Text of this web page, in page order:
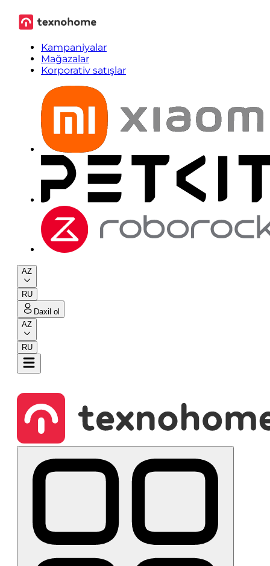
Kampaniyalar
Mağazalar
Korporativ satışlar
AZ
RU
Daxil ol
AZ
RU